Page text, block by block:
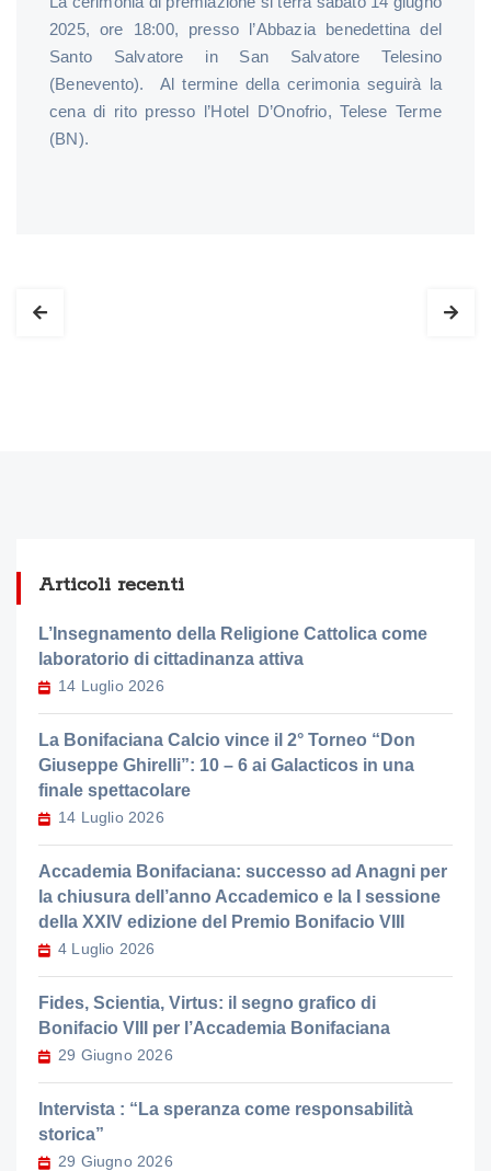
2025, ore 18:00, presso l’Abbazia benedettina del
Santo Salvatore in San Salvatore Telesino
(Benevento). Al termine della cerimonia seguirà la
cena di rito presso l’Hotel D’Onofrio, Telese Terme
(BN).
Articoli recenti
L’Insegnamento della Religione Cattolica come
laboratorio di cittadinanza attiva
14 Luglio 2026
La Bonifaciana Calcio vince il 2° Torneo “Don
Giuseppe Ghirelli”: 10 – 6 ai Galacticos in una
finale spettacolare
14 Luglio 2026
Accademia Bonifaciana: successo ad Anagni per
la chiusura dell’anno Accademico e la I sessione
della XXIV edizione del Premio Bonifacio VIII
4 Luglio 2026
Fides, Scientia, Virtus: il segno grafico di
Bonifacio VIII per l’Accademia Bonifaciana
29 Giugno 2026
Intervista : “La speranza come responsabilità
storica”
29 Giugno 2026